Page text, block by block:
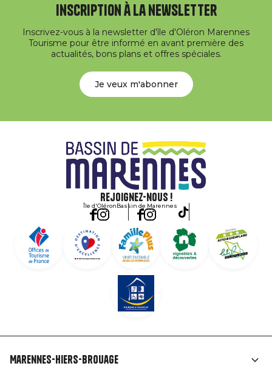
Inscription à la newsletter
Inscrivez-vous à la newsletter d'île d'Oléron Marennes
Tourisme pour être informé en avant première des
actualités, bons plans et offres spéciales.
Je veux m'abonner
Rejoignez-nous !
Île d'OléronBassin de Marennes
Marennes-Hiers-Brouage